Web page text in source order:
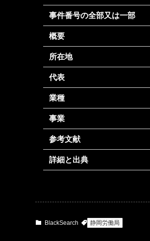
事件番号の全部又は一部
概要
所在地
代表
業種
事業
参考文献
詳細と出典
BlackSearch 静岡労働局